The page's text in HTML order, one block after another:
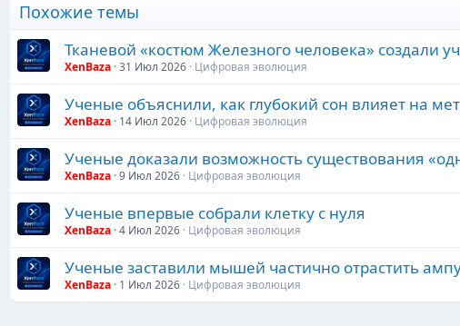
Похожие темы
Тканевой «костюм Железного человека» создали
XenBaza 31 Июл 2026 Цифровая эволюция
Ученые объяснили, как глубокий сон влияет на
XenBaza 14 Июл 2026 Цифровая эволюция
Ученые доказали возможность существования
XenBaza 9 Июл 2026 Цифровая эволюция
Ученые впервые собрали клетку с нуля
XenBaza 4 Июл 2026 Цифровая эволюция
Ученые заставили мышей частично отрастить
XenBaza 1 Июл 2026 Цифровая эволюция